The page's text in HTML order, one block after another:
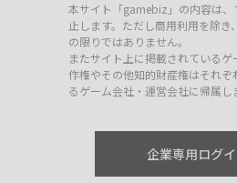
本サイト「gamebiz」の内容は、
止します。ただし商用利用を除き
の限りではありません。
またサイト上に掲載されている
作権やその他知的財産権はそれ
るゲーム会社・運営会社に帰属し
企業専用ログ